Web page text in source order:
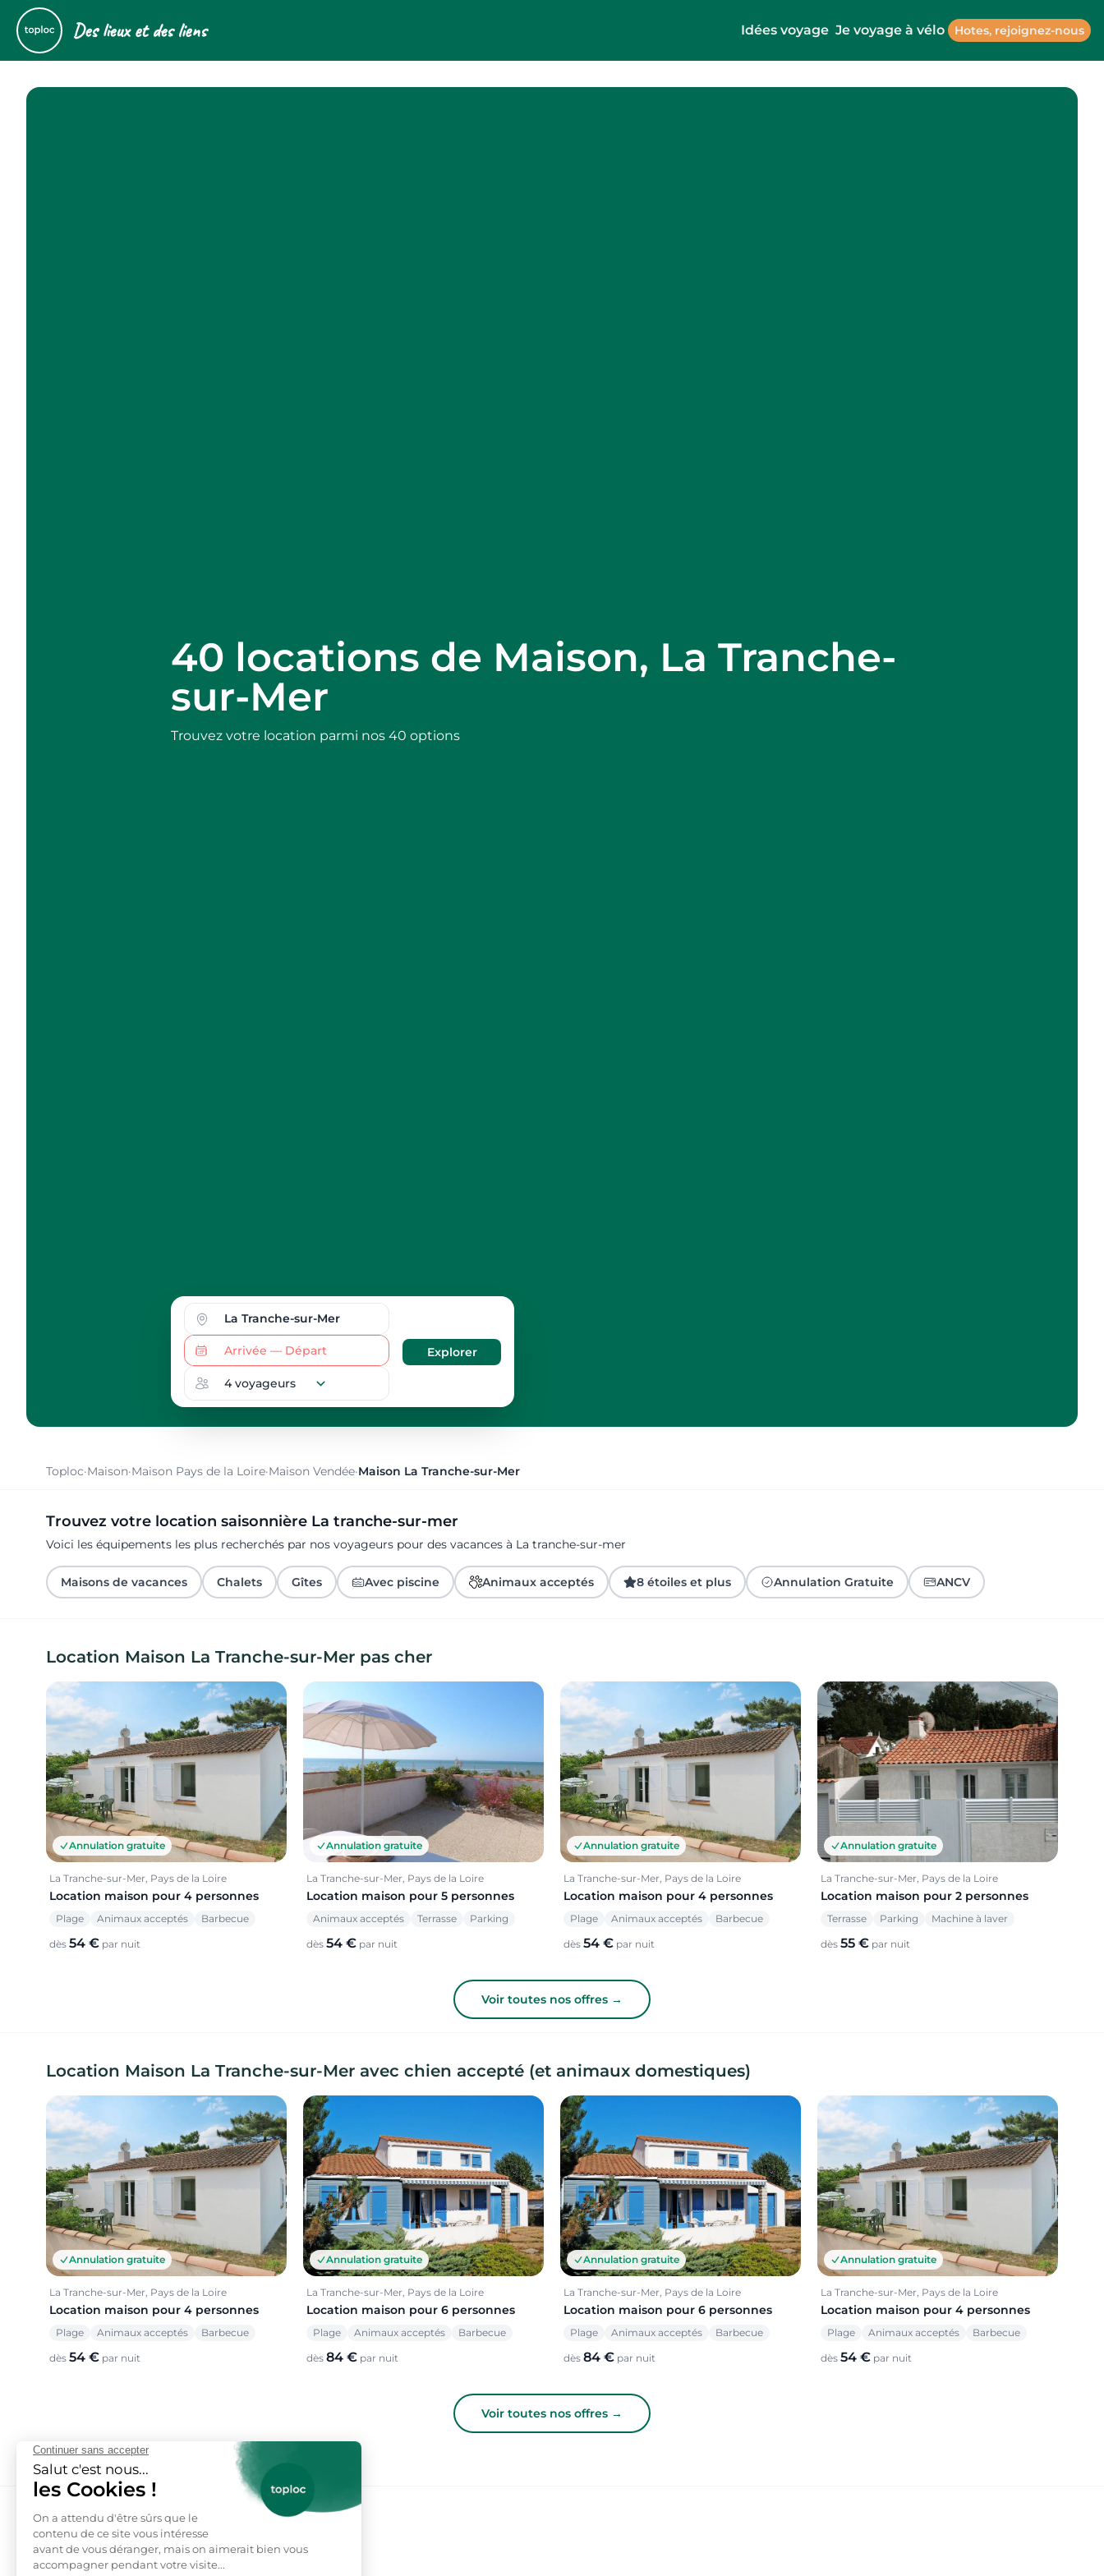
Des lieux et des liens Idées voyage Je voyage à vélo Hotes, rejoignez-nous
40 locations de Maison, La Tranche-
sur-Mer
Trouvez votre location parmi nos 40 options
Toploc·Maison·Maison Pays de la Loire·Maison Vendée·Maison La Tranche-sur-Mer
Trouvez votre location saisonnière La tranche-sur-mer
Voici les équipements les plus recherchés par nos voyageurs pour des vacances à La tranche-sur-mer
Maisons de vacances Chalets Gîtes Avec piscine Animaux acceptés 8 étoiles et plus Annulation Gratuite ANCV
Location Maison La Tranche-sur-Mer pas cher
Annulation gratuite
La Tranche-sur-Mer, Pays de la Loire
Location maison pour 4 personnes
Plage Animaux acceptés Barbecue
dès 54 € par nuit
Annulation gratuite
La Tranche-sur-Mer, Pays de la Loire
Location maison pour 5 personnes
Animaux acceptés Terrasse Parking
dès 54 € par nuit
Annulation gratuite
La Tranche-sur-Mer, Pays de la Loire
Location maison pour 4 personnes
Plage Animaux acceptés Barbecue
dès 54 € par nuit
Annulation gratuite
La Tranche-sur-Mer, Pays de la Loire
Location maison pour 2 personnes
Terrasse Parking Machine à laver
dès 55 € par nuit
Voir toutes nos offres →
Location Maison La Tranche-sur-Mer avec chien accepté (et animaux domestiques)
Annulation gratuite
La Tranche-sur-Mer, Pays de la Loire
Location maison pour 4 personnes
Plage Animaux acceptés Barbecue
dès 54 € par nuit
Annulation gratuite
La Tranche-sur-Mer, Pays de la Loire
Location maison pour 6 personnes
Plage Animaux acceptés Barbecue
dès 84 € par nuit
Annulation gratuite
La Tranche-sur-Mer, Pays de la Loire
Location maison pour 6 personnes
Plage Animaux acceptés Barbecue
dès 84 € par nuit
Annulation gratuite
La Tranche-sur-Mer, Pays de la Loire
Location maison pour 4 personnes
Plage Animaux acceptés Barbecue
dès 54 € par nuit
Voir toutes nos offres →